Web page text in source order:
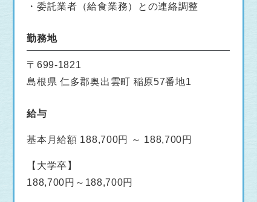
・委託業者（給食業務）との連絡調整
勤務地
〒699-1821
島根県 仁多郡奥出雲町 稲原57番地1
給与
基本月給額 188,700円 ～ 188,700円
【大学卒】
188,700円～188,700円